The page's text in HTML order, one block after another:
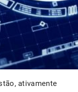
ativamente